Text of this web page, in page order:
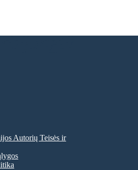
Autorių Teisės ir